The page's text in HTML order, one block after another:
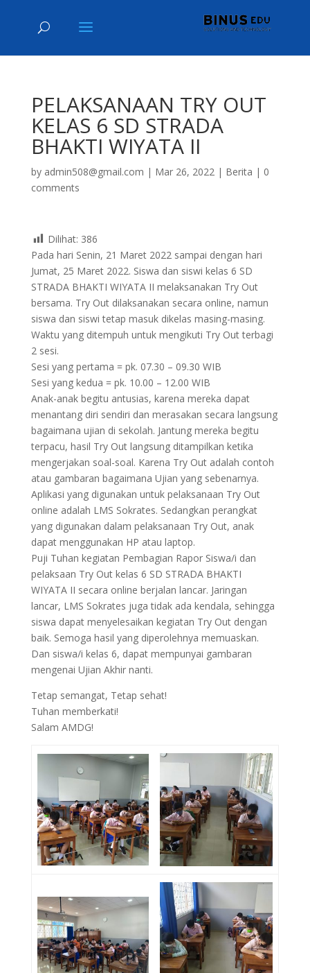
PELAKSANAAN TRY OUT
KELAS 6 SD STRADA
BHAKTI WIYATA II
by admin508@gmail.com | Mar 26, 2022| Berita | 0
comments
Dilihat: 386
Pada hari Senin, 21 Maret 2022 sampai dengan hari
Jumat, 25 Maret 2022. Siswa dan siswi kelas 6 SD
STRADA BHAKTI WIYATA II melaksanakan Try Out
bersama. Try Out dilaksanakan secara online, namun
siswa dan siswi tetap masuk dikelas masing-masing.
Waktu yang ditempuh untuk mengikuti Try Out terbagi
2 sesi.
Sesi yang pertama = pk. 07.30 – 09.30 WIB
Sesi yang kedua = pk. 10.00 – 12.00 WIB
Anak-anak begitu antusias, karena mereka dapat
menantang diri sendiri dan merasakan secara langsung
bagaimana ujian di sekolah. Jantung mereka begitu
terpacu, hasil Try Out langsung ditampilkan ketika
mengerjakan soal-soal. Karena Try Out adalah contoh
atau gambaran bagaimana Ujian yang sebenarnya.
Aplikasi yang digunakan untuk pelaksanaan Try Out
online adalah LMS Sokrates. Sedangkan perangkat
yang digunakan dalam pelaksanaan Try Out, anak
dapat menggunakan HP atau laptop.
Puji Tuhan kegiatan Pembagian Rapor Siswa/i dan
pelaksaan Try Out kelas 6 SD STRADA BHAKTI
WIYATA II secara online berjalan lancar. Jaringan
lancar, LMS Sokrates juga tidak ada kendala, sehingga
siswa dapat menyelesaikan kegiatan Try Out dengan
baik. Semoga hasil yang diperolehnya memuaskan.
Dan siswa/i kelas 6, dapat mempunyai gambaran
mengenai Ujian Akhir nanti.
Tetap semangat, Tetap sehat!
Tuhan memberkati!
Salam AMDG!